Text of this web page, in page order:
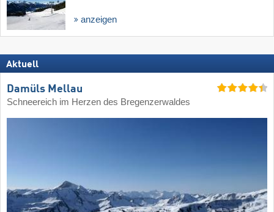
anzeigen
Aktuell
Damüls Mellau
Schneereich im Herzen des Bregenzerwaldes